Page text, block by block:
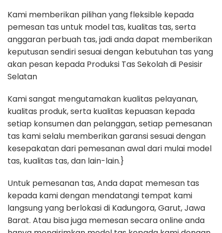
Kami memberikan pilihan yang fleksible kepada
pemesan tas untuk model tas, kualitas tas, serta
anggaran perbuah tas, jadi anda dapat memberikan
keputusan sendiri sesuai dengan kebutuhan tas yang
akan pesan kepada Produksi Tas Sekolah di Pesisir
Selatan
Kami sangat mengutamakan kualitas pelayanan,
kualitas produk, serta kualitas kepuasan kepada
setiap konsumen dan pelanggan, setiap pemesanan
tas kami selalu memberikan garansi sesuai dengan
kesepakatan dari pemesanan awal dari mulai model
tas, kualitas tas, dan lain-lain.}
Untuk pemesanan tas, Anda dapat memesan tas
kepada kami dengan mendatangi tempat kami
langsung yang berlokasi di Kadungora, Garut, Jawa
Barat. Atau bisa juga memesan secara online anda